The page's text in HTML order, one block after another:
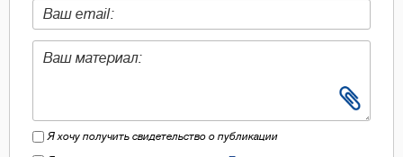
Я хочу получить свидетельство о публикации